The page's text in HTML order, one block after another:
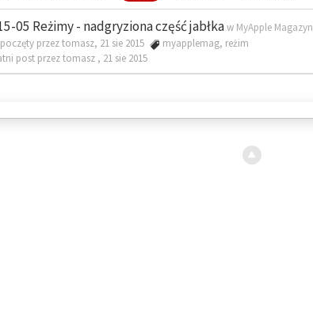
05 Reżimy - nadgryziona część jabłkaw MyApple Magazyn
przez tomasz, 21 sie 2015
myapplemag, reżim
post przez tomasz , 21 sie 2015